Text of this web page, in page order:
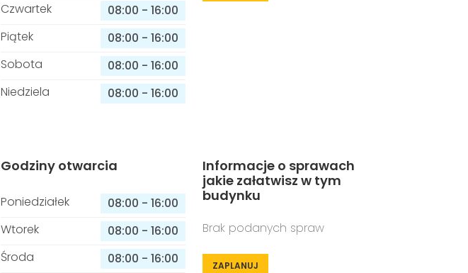
Czwartek
08:00 - 16:00
Piątek
08:00 - 16:00
Sobota
08:00 - 16:00
Niedziela
08:00 - 16:00
Godziny otwarcia
Poniedziałek 08:00 - 16:00
Wtorek
08:00 - 16:00
Środa
08:00 - 16:00
Informacje o sprawach
jakie załatwisz w tym
budynku
Brak podanych spraw
ZAPLANUJ